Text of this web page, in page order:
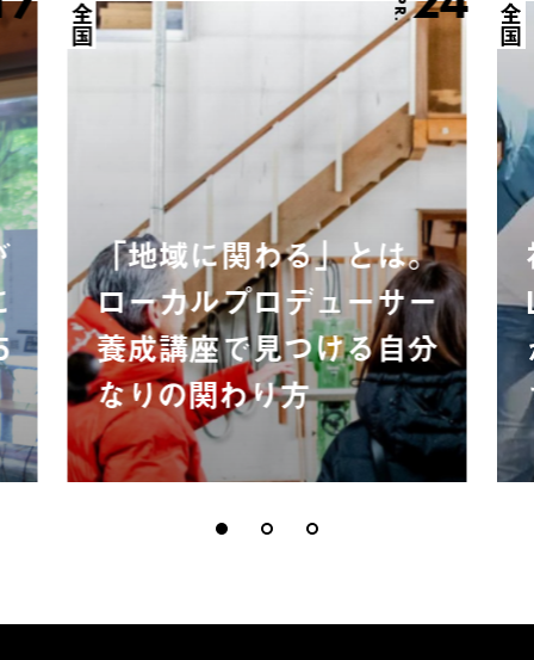
全国
「地域に関わる」とは。
ローカルプロデューサー
養成講座で見つける自分
なりの関わり方
全国